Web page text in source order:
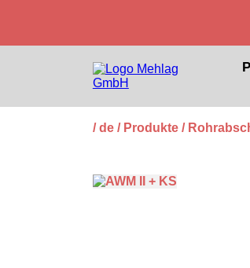
/ de / Produkte /
Plattenschott (Weichschott)
Plattenschott (sonstige Systeme)
Formteilschott (Steine+Stopfen)